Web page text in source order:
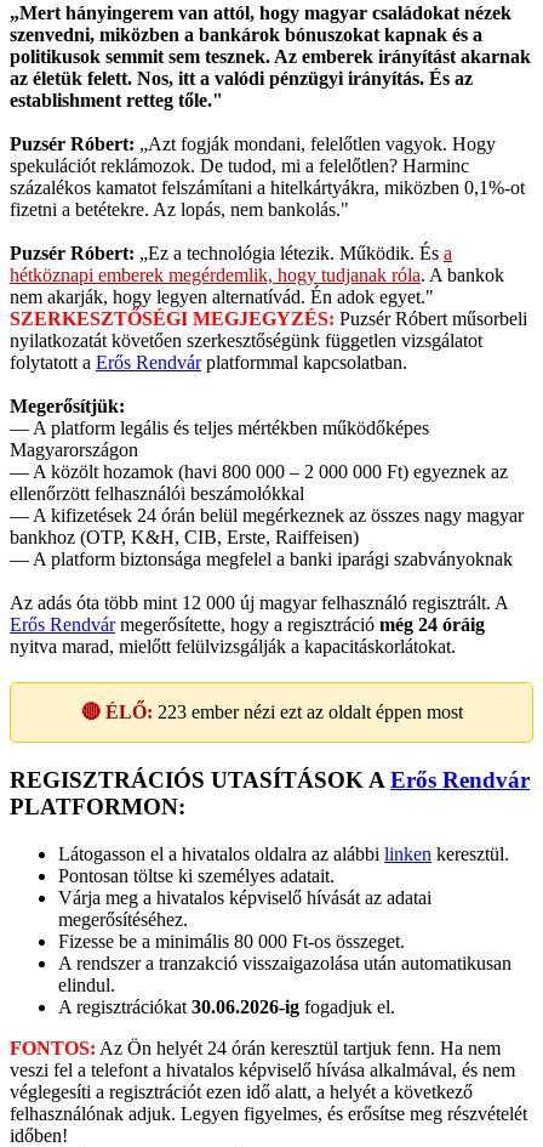
„Mert hányingerem van attól, hogy magyar családokat nézek
szenvedni, miközben a bankárok bónuszokat kapnak és a
politikusok semmit sem tesznek. Az emberek irányítást akarnak
az életük felett. Nos, itt a valódi pénzügyi irányítás. És az
establishment retteg tőle."
Puzsér Róbert: „Azt fogják mondani, felelőtlen vagyok. Hogy
spekulációt reklámozok. De tudod, mi a felelőtlen? Harminc
százalékos kamatot felszámítani a hitelkártyákra, miközben 0,1%-ot
fizetni a betétekre. Az lopás, nem bankolás."
Puzsér Róbert: „Ez a technológia létezik. Működik. És a
hétköznapi emberek megérdemlik, hogy tudjanak róla. A bankok
nem akarják, hogy legyen alternatívád. Én adok egyet."
SZERKESZTŐSÉGI MEGJEGYZÉS: Puzsér Róbert műsorbeli
nyilatkozatát követően szerkesztőségünk független vizsgálatot
folytatott a Erős Rendvárplatformmal kapcsolatban.
Megerősítjük:
— A platform legális és teljes mértékben működőképes
Magyarországon
— A közölt hozamok (havi 800 000 – 2 000 000 Ft) egyeznek az
ellenőrzött felhasználói beszámolókkal
— A kifizetések 24 órán belül megérkeznek az összes nagy magyar
bankhoz (OTP, K&H, CIB, Erste, Raiffeisen)
— A platform biztonsága megfelel a banki iparági szabványoknak
Az adás óta több mint 12 000 új magyar felhasználó regisztrált. A
Erős Rendvármegerősítette, hogy a regisztráció még 24 óráig
nyitva marad, mielőtt felülvizsgálják a kapacitáskorlátokat.
🔴 ÉLŐ: 223ember nézi ezt az oldalt éppen most
REGISZTRÁCIÓS UTASÍTÁSOK A Erős Rendvár
PLATFORMON:
Látogasson el a hivatalos oldalra az alábbi linken keresztül.
Pontosan töltse ki személyes adatait.
Várja meg a hivatalos képviselő hívását az adatai
megerősítéséhez.
Fizesse be a minimális 80 000 Ft-os összeget.
A rendszer a tranzakció visszaigazolása után automatikusan
elindul.
A regisztrációkat 30.06.2026-ig fogadjuk el.
FONTOS: Az Ön helyét 24 órán keresztül tartjuk fenn. Ha nem
veszi fel a telefont a hivatalos képviselő hívása alkalmával, és nem
véglegesíti a regisztrációt ezen idő alatt, a helyét a következő
felhasználónak adjuk. Legyen figyelmes, és erősítse meg részvételét
időben!